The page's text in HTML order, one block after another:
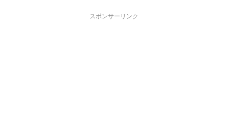
スポンサーリンク